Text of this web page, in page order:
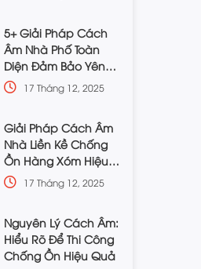
5+ Giải Pháp Cách
Âm Nhà Phố Toàn
Diện Đảm Bảo Yên
Tĩnh17 Tháng 12, 2025
Giải Pháp Cách Âm
Nhà Liền Kề Chống
Ồn Hàng Xóm Hiệu
Quả17 Tháng 12, 2025
Nguyên Lý Cách Âm:
Hiểu Rõ Để Thi Công
Chống Ồn Hiệu Quả